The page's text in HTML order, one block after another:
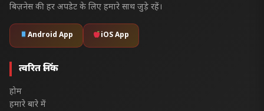
बिज़नेस की हर अपडेट के लिए हमारे साथ जुड़े रहें।
Android App iOS App
त्वरित लिंक
होम
हमारे बारे में